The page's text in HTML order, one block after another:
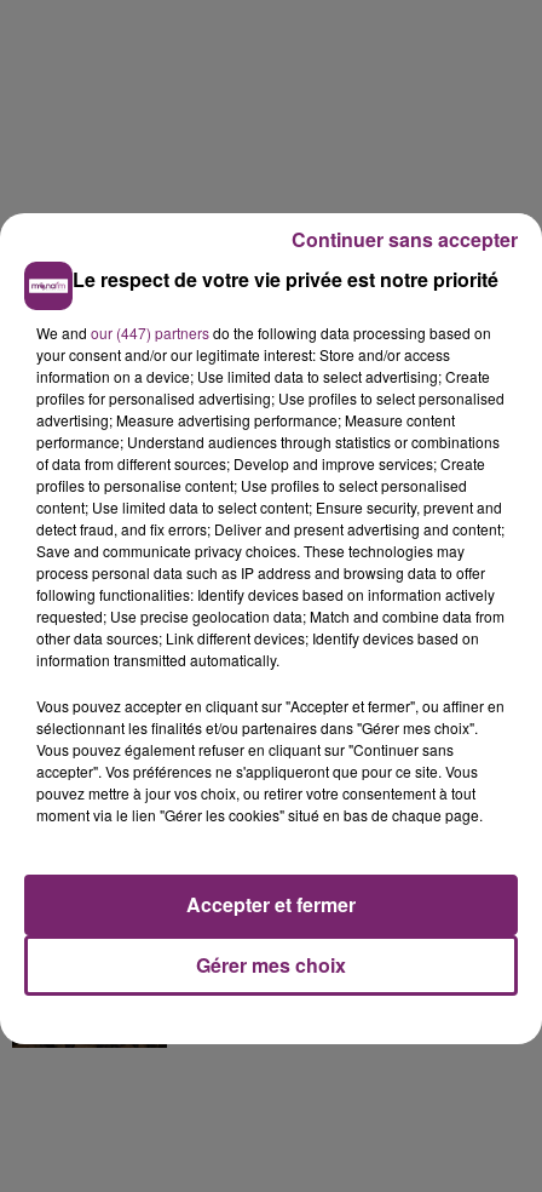
La Bulle - Guinguette éphémère
de Frelinghien !
éclipse solaire du 12 Août 2026
158 pompiers de la région sont
partis hier soir pour la Gironde
Le respect de votre vie privée est notre priorité
We and our (447) partnersdo the following data processing based on
your consent and/or our legitimate interest: Store and/or access
information on a device; Use limited data to select advertising; Create
profiles for personalised advertising; Use profiles to select personalised
advertising; Measure advertising performance; Measure content
performance; Understand audiences through statistics or combinations
of data from different sources; Develop and improve services; Create
profiles to personalise content; Use profiles to select personalised
content; Use limited data to select content; Ensure security, prevent and
detect fraud, and fix errors; Deliver and present advertising and content;
Save and communicate privacy choices. These technologies may
process personal data such as IP address and browsing data to offer
following functionalities: Identify devices based on information actively
requested; Use precise geolocation data; Match and combine data from
other data sources; Link different devices; Identify devices based on
information transmitted automatically.
Vous pouvez accepter en cliquant sur "Accepter et fermer", ou affiner en
sélectionnant les finalités et/ou partenaires dans "Gérer mes choix".
Vous pouvez également refuser en cliquant sur "Continuer sans
accepter". Vos préférences ne s'appliqueront que pour ce site. Vous
pouvez mettre à jour vos choix, ou retirer votre consentement à tout
moment via le lien "Gérer les cookies" situé en bas de chaque page.
Gérer mes choix
Accepter et fermer
Continuer sans accepter